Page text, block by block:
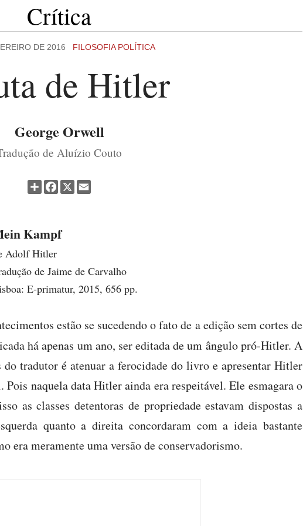
Crítica
DE 2016 FILOSOFIA POLÍTICA
de Hitler
George Orwell
de Aluízio Couto
Partilhar
Facebook
X
Kampf
Adolf Hitler
de Jaime de Carvalho
E-primatur, 2015, 656 pp.
estão se sucedendo o fato de a edição sem cortes de
há apenas um ano, ser editada de um ângulo pró-Hitler. A
tradutor é atenuar a ferocidade do livro e apresentar Hitler
naquela data Hitler ainda era respeitável. Ele esmagara o
as classes detentoras de propriedade estavam dispostas a
quanto a direita concordaram com a ideia bastante
era meramente uma versão de conservadorismo.